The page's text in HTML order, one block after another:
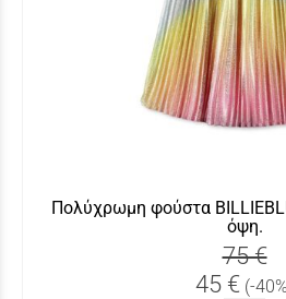
Πολύχρωμη φούστα
όψη.
75 €
45 € (-